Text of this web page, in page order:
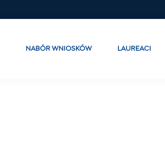
NABÓR WNIOSKÓW LAUREACI